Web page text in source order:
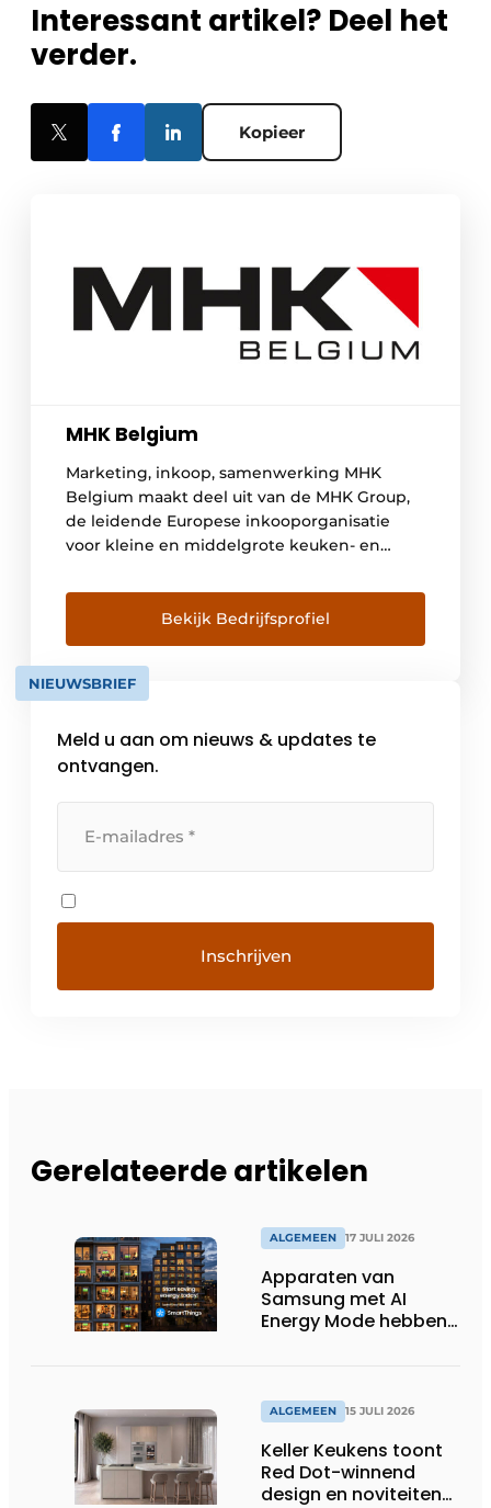
Interessant artikel? Deel het
verder.
Kopieer
MHK Belgium
Marketing, inkoop, samenwerking MHK
Belgium maakt deel uit van de MHK Group,
de leidende Europese inkooporganisatie
voor kleine en middelgrote keuken- en
2018). De talrijke handelspartners in België,
Nederland, Oostenrijk, Duitsland,
Zwitserland, Spanje en Groot-Brittannië
profiteren van waardevolle synergiën
binnen de groep. MHK Belgium ondersteunt
Bekijk Bedrijfsprofiel
NIEUWSBRIEF
Meld u aan om nieuws & updates te
ontvangen.
Gerelateerde artikelen
ALGEMEEN 17 JULI 2026
Apparaten van
Samsung met AI
Energy Mode hebben
huishoudens, wat
overeenkomt met het
wassen van 22.023.110
voetbalshirts
ALGEMEEN 15 JULI 2026
Keller Keukens toont
Red Dot-winnend
design en noviteiten